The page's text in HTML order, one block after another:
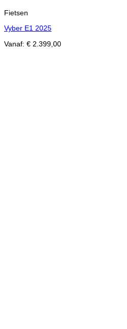
Fietsen
Vyber E1 2025
Vanaf: € 2.399,00